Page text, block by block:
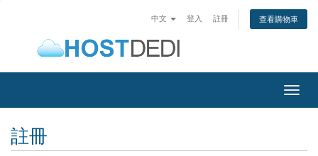
中文 登入 註冊 查看購物車
註冊